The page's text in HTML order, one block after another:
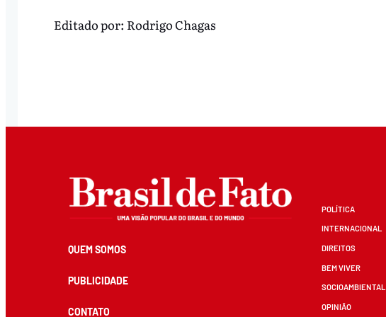
Editado por: Rodrigo Chagas
QUEM SOMOS
PUBLICIDADE
CONTATO
POLÍTICA
INTERNACIONAL
DIREITOS
BEM VIVER
SOCIOAMBIENTAL
OPINIÃO